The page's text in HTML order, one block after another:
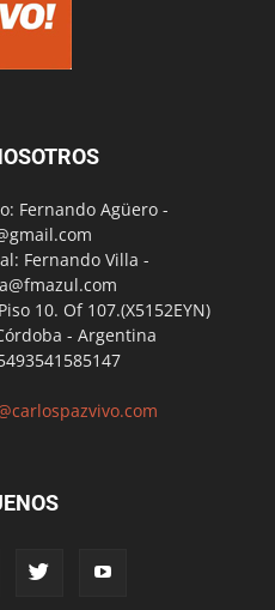
Fernando Agüero -
Fernando Villa -
10. Of 107.(X5152EYN)
- Argentina